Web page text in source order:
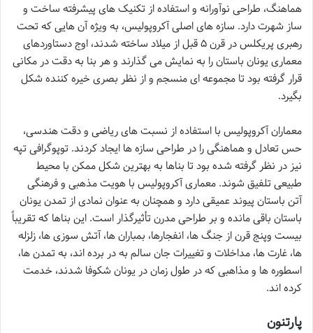
هماهنگ، طراحی نوآورانه و استفاده از تکنیک های پیشرفته ساخت و
ساز شهرت دارد. سازه های اصلی آکروپولیس، به ویژه آن هایی که تحت
رهبری پریکلس در قرن ۵ قبل از میلاد ساخته شدند، اوج دستاوردهای
معماری یونان باستان را به نمایش می گذارند و هر بنا به دقت در مکانی
قرار گرفته بود تا مجموعه ای منسجم و از نظر بصری خیره کننده شکل
بگیرد.
معماران آکروپولیس با استفاده از نسبت های ریاضی و دقت هندسی،
حس تعادل و هماهنگی را در طراحی سازه ها ایجاد کردند. توپوگرافی تپه
نیز در نظر گرفته شده بود تا بناها به بهترین شکل ممکن با محیط
طبیعی تلفیق شوند. معماری آکروپولیس با هویت مذهبی و فرهنگی
آتن باستان پیوند عمیقی دارد و همچنان به عنوان نمادی از تمدن یونان
باستان باقی مانده و بر طراحی مدرن تأثیرگذار است. این بناها که تقریباً
بیست وپنج قرن از جنگ ها، انفجارها، بمباران ها، آتش سوزی ها، زلزله
ها، غارت ها، مداخلات و تغییرات جان سالم به در برده اند، به تمدن ها،
اسطوره ها و مذاهبی که در طول زمان در یونان شکوفا شدند، خدمت
کرده اند.
پارتنون